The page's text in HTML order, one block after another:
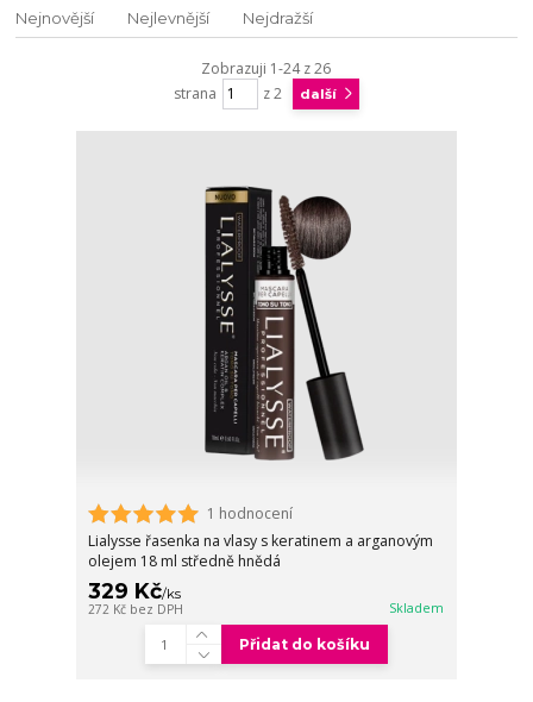
Nejnovější Nejlevnější Nejdražší
Zobrazuji 1-24 z 26
strana
z 2 další
1 hodnocení
Lialysse řasenka na vlasy s keratinem a arganovým
olejem 18 ml středně hnědá
329 Kč/ks
272 Kč bez DPH Skladem
Přidat do košíku